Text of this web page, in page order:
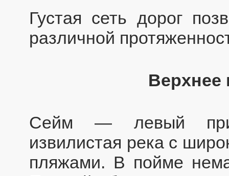
Густая сеть дорог
различной
Верхнее
Сейм — левый
извилистая река с
пляжами. В пойме